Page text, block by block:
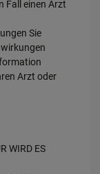
Fall einen Arzt
Sie
Arzt oder
WIRD ES